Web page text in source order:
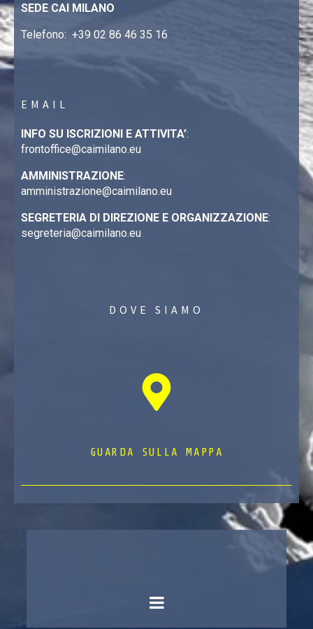
SEDE CAI MILANO
Telefono: +39 02 86 46 35 16
EMAIL
INFO SU ISCRIZIONI E ATTIVITA’:
frontoffice@caimilano.eu
AMMINISTRAZIONE:
amministrazione@caimilano.eu
SEGRETERIA DI DIREZIONE E ORGANIZZAZIONE:
segreteria@caimilano.eu
DOVE SIAMO
GUARDA SULLA MAPPA